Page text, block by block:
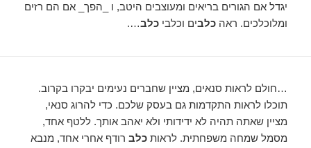
יגדל אם הגורים בריאים ומעוצבים היטב, ו _הפך_ אם הם רזים
ומלוכלכים. ראהכלבים וכלביכלב….
…חולם לראות סנאים, מציין שחברים נעימים יבקרו בקרוב.
תוכלו לראות התקדמות גם בעסק שלכם. כדי להרוג סנאי,
מציין שאתה תהיה לא ידידותי ולא יאהב אותך. ללטף אחד,
מסמל שמחה משפחתית. לראותכלב רודף אחרי אחד, מנבא